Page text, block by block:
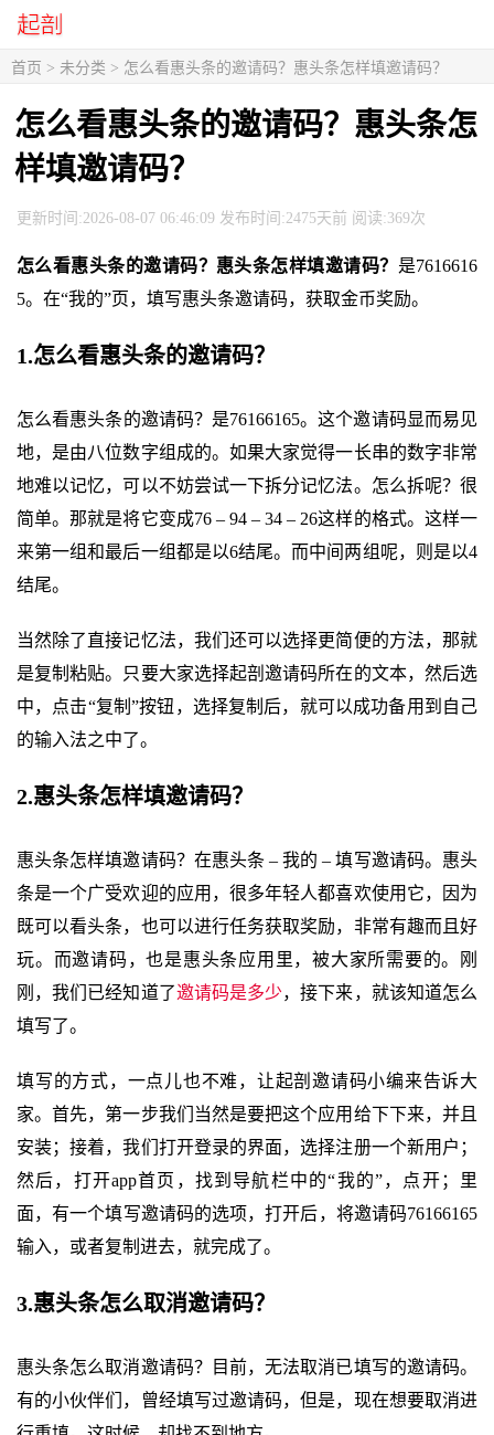
首页 > 未分类 > 怎么看惠头条的邀请码？惠头条怎样填邀请码？
怎么看惠头条的邀请码？惠头条怎
样填邀请码？
更新时间:2026-08-07 06:46:09 发布时间:2475天前 阅读:369次
怎么看惠头条的邀请码？惠头条怎样填邀请码？ 是7616616
5。在“我的”页，填写惠头条邀请码，获取金币奖励。
1.怎么看惠头条的邀请码？
怎么看惠头条的邀请码？是76166165。这个邀请码显而易见
地，是由八位数字组成的。如果大家觉得一长串的数字非常
地难以记忆，可以不妨尝试一下拆分记忆法。怎么拆呢？很
简单。那就是将它变成76 – 94 – 34 – 26这样的格式。这样一
来第一组和最后一组都是以6结尾。而中间两组呢，则是以4
结尾。
当然除了直接记忆法，我们还可以选择更简便的方法，那就
是复制粘贴。只要大家选择起剖邀请码所在的文本，然后选
中，点击“复制”按钮，选择复制后，就可以成功备用到自己
的输入法之中了。
2.惠头条怎样填邀请码？
惠头条怎样填邀请码？在惠头条 – 我的 – 填写邀请码。惠头
条是一个广受欢迎的应用，很多年轻人都喜欢使用它，因为
既可以看头条，也可以进行任务获取奖励，非常有趣而且好
玩。而邀请码，也是惠头条应用里，被大家所需要的。刚
刚，我们已经知道了邀请码是多少，接下来，就该知道怎么
填写了。
填写的方式，一点儿也不难，让起剖邀请码小编来告诉大
家。首先，第一步我们当然是要把这个应用给下下来，并且
安装；接着，我们打开登录的界面，选择注册一个新用户；
然后，打开app首页，找到导航栏中的“我的”，点开；里
面，有一个填写邀请码的选项，打开后，将邀请码76166165
输入，或者复制进去，就完成了。
3.惠头条怎么取消邀请码？
惠头条怎么取消邀请码？目前，无法取消已填写的邀请码。
有的小伙伴们，曾经填写过邀请码，但是，现在想要取消进